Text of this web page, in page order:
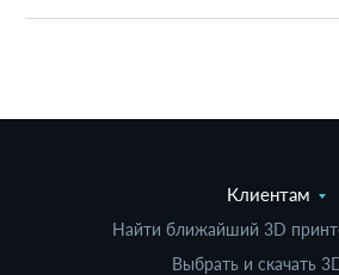
Клиентам
Найти ближайший 3D
Выбрать и скачать